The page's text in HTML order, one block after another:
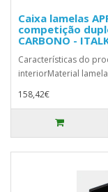
Caixa lamelas
competição
CARBONO -
Características do
interiorMaterial
158,42€